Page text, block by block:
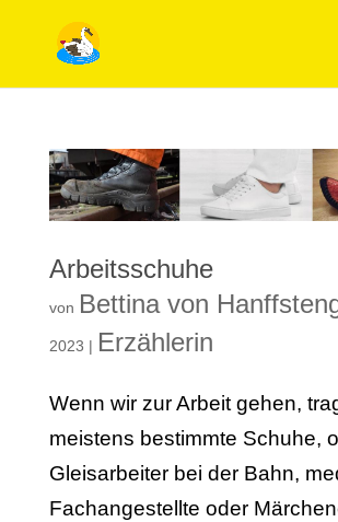
Arbeitsschuhe
von Bettina von
2023 | Erzählerin
Wenn wir zur Arbeit gehen,
meistens bestimmte Schuhe,
Gleisarbeiter bei der Bahn,
Fachangestellte oder